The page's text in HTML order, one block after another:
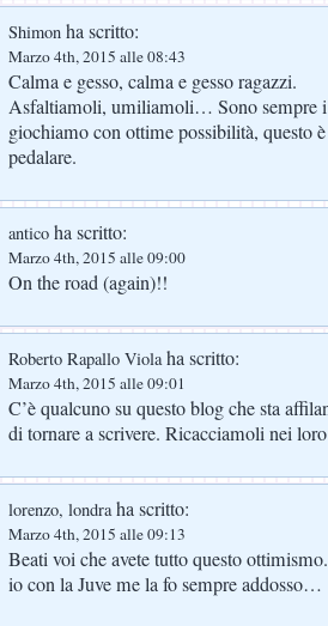
Shimon ha scritto:
Marzo 4th, 2015 alle 08:43
Calma e gesso, calma e gesso ragazzi.
Asfaltiamoli, umiliamoli… Sono sempre
giochiamo con ottime possibilità, questo
pedalare.
antico ha scritto:
Marzo 4th, 2015 alle 09:00
On the road (again)!!
Roberto Rapallo Violaha scritto:
Marzo 4th, 2015 alle 09:01
C’è qualcuno su questo blog che sta
di tornare a scrivere. Ricacciamoli nei
lorenzo, londraha scritto:
Marzo 4th, 2015 alle 09:13
Beati voi che avete tutto questo
io con la Juve me la fo sempre addosso…